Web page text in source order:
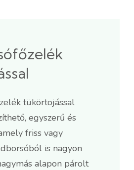
tükörtojással
egyszerű és
friss vagy
is nagyon
alapon párolt